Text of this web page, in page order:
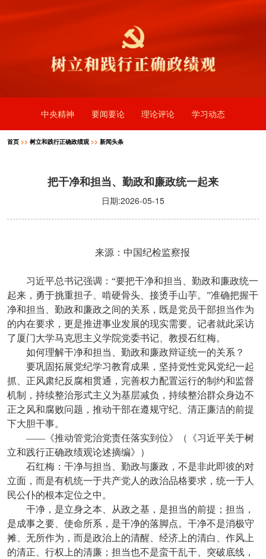
中央精神 要闻要论 理论评论 学习动态
首页 >> 树立和践行正确政绩观>> 新闻头条
把干净和担当、勤政和廉政统一起来
日期:2026-05-15
来源：中国纪检监察报
习近平总书记强调：“要把干净和担当、勤政和廉政统一
起来，勇于挑重担子、啃硬骨头、接烫手山芋。”准确把握干
净和担当、勤政和廉政之间的关系，既是党员干部担当作为
的内在要求，更是推进事业发展的现实需要。记者就此采访
了厦门大学马克思主义学院党委书记、教授石红梅。
如何理解干净和担当、勤政和廉政辩证统一的关系？
要巩固拓展党纪学习教育成果，坚持党性党风党纪一起
抓、正风肃纪反腐相贯通，完善权力配置运行的制约和监督
机制，持续整治形式主义为基层减负，持续整治群众身边不
正之风和腐败问题，推动干部在遵规守纪、清正廉洁的前提
下大胆干事。
——《推动管党治党责任落实到位》（《习近平关于树
立和践行正确政绩观论述摘编》）
石红梅：干净与担当、勤政与廉政，不是非此即彼的对
立面，而是有机统一于共产党人的政治品格要求，统一于人
民公仆的根本定位之中。
干净，是立身之本、从政之基，是担当的前提；担当，
是成事之要、使命所系，是干净的落脚点。干净不是消极守
摊、无所作为，而是政治上的清醒、经济上的清白、作风上
的清正、行权上的清廉；担当也不是蛮干乱干、突破底线，